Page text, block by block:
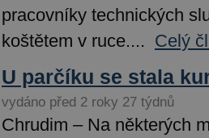
pracovníky technických
koštětem v ruce.... Celý
U parčíku se stala
vydáno před 2 roky 27 týdnů
Chrudim – Na některých